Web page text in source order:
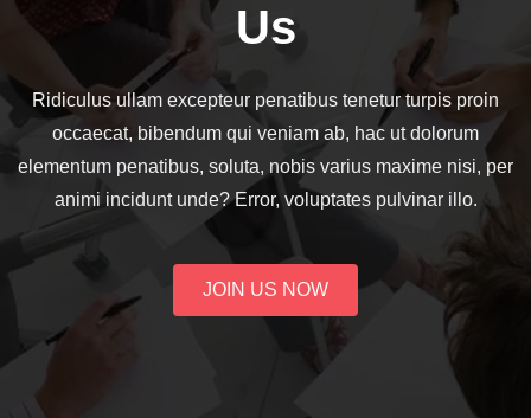
Us
Ridiculus ullam excepteur penatibus tenetur turpis proin
occaecat, bibendum qui veniam ab, hac ut dolorum
elementum penatibus, soluta, nobis varius maxime nisi, per
animi incidunt unde? Error, voluptates pulvinar illo.
JOIN US NOW